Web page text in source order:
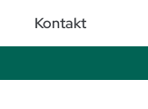
Kontakt